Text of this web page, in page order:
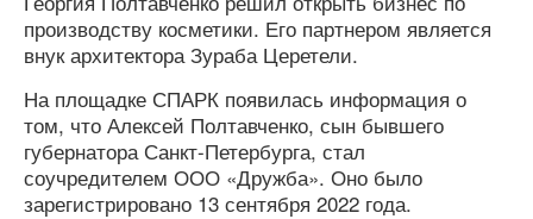
производству косметики. Его партнером является
внук архитектора Зураба Церетели.
На площадке СПАРК появилась информация о
том, что Алексей Полтавченко, сын бывшего
губернатора Санкт-Петербурга, стал
соучредителем ООО «Дружба». Оно было
зарегистрировано 13 сентября 2022 года.